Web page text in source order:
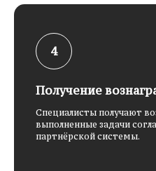
Получение
Специалисты получают
выполненные задачи
партнёрской системы.